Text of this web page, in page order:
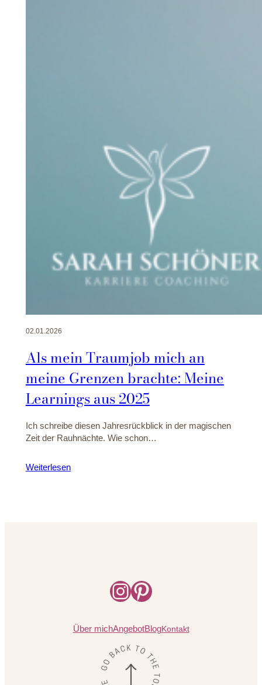
02.01.2026
Als mein Traumjob mich an
meine Grenzen brachte: Meine
Learnings aus 2025
Ich schreibe diesen Jahresrückblick in der magischen
Zeit der Rauhnächte. Wie schon…
Weiterlesen
Instagram
Pinterest
Über michAngebotBlogKontakt